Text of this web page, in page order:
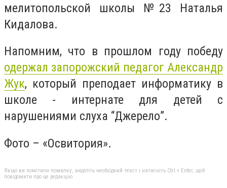
мелитопольской школы №23 Наталья
Кидалова.
Напомним, что в прошлом году победу
одержал запорожский педагог Александр
Жук, который преподает информатику в
школе - интернате для детей с
нарушениями слуха “Джерело”.
Фото – «Освитория».
Якщо ви помітили помилку, виділіть необхідний текст і натисніть Ctrl + Enter, щоб
повідомити про це редакцію